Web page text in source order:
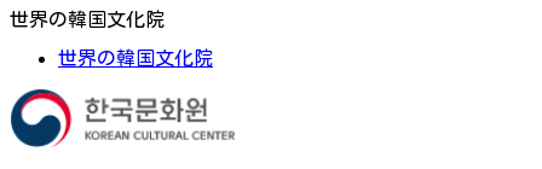
世界の韓国文化院
世界の韓国文化院